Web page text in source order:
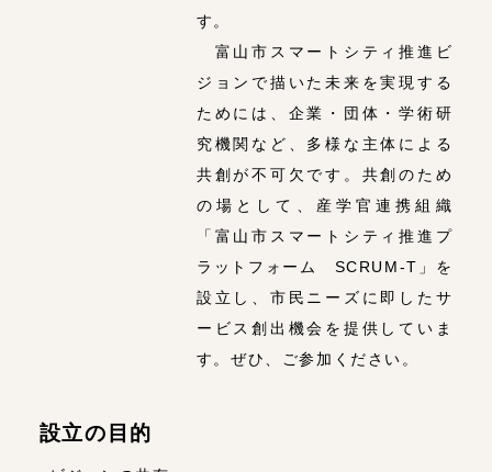
す。
富山市スマートシティ推進ビ
ジョンで描いた未来を実現する
ためには、企業・団体・学術研
究機関など、多様な主体による
共創が不可欠です。共創のため
の場として、産学官連携組織
「富山市スマートシティ推進プ
ラットフォーム SCRUM-T」を
設立し、市民ニーズに即したサ
ービス創出機会を提供していま
す。ぜひ、ご参加ください。
設立の目的